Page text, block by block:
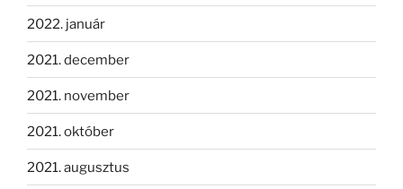
2022. január
2021. december
2021. november
2021. október
2021. augusztus